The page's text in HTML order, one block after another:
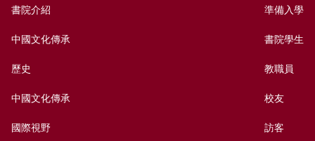
書院介紹
中國文化傳承
歷史
中國文化傳承
國際視野
準備入學
書院學生
教職員
校友
訪客